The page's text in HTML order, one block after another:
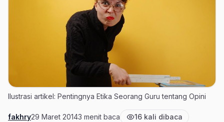
Ilustrasi artikel: Pentingnya Etika Seorang Guru tentang Opini
fakhry29 Maret 20143 menit baca 16 kali dibaca